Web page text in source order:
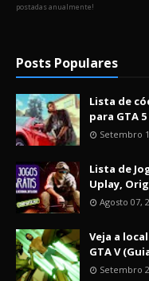
postadas anualmente!
Posts Populares
Lista de
para GTA
Setembro
Lista de
Uplay,
Agosto 07,
Veja a
GTA V
Setembro